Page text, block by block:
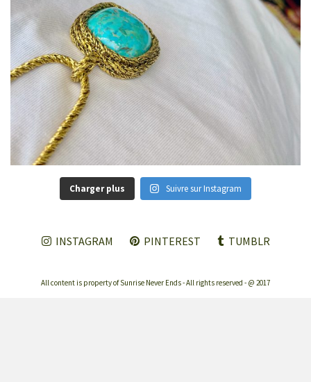
Charger plus Suivre sur Instagram
INSTAGRAM PINTEREST TUMBLR
All content is property of Sunrise Never Ends - All rights reserved - @ 2017